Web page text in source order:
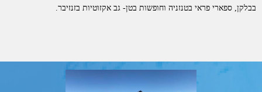
בבלקן, ספארי פראי בטנזניה וחופשות בטן- גב אקזוטיות בזנזיבר.
רשמית בארגון התעופה הבינלאומיIATA. כל החופשות שאנו מציעים
מוצעות ללקוחות בשיווק ישיר.
מה זה אומר מבחינתכם?